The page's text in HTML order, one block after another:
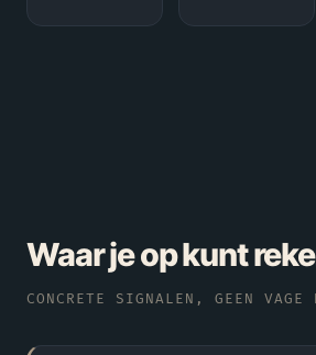
Waar je op kunt
CONCRETE SIGNALEN, GEEN VAGE